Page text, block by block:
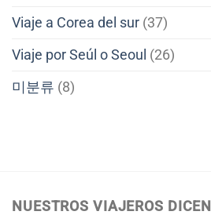
Viaje a Corea del sur (37)
Viaje por Seúl o Seoul (26)
미분류 (8)
NUESTROS VIAJEROS DICEN